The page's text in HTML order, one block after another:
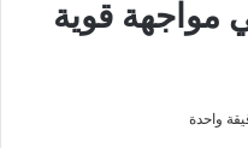
مواجهة قوية
واحدة